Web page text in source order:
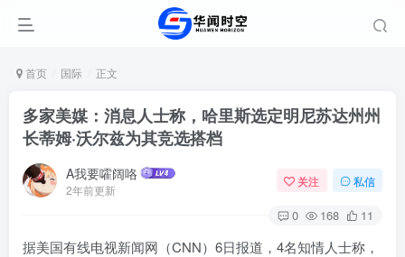
首页 国际 正文
多家美媒：消息人士称，哈里斯选定明尼苏达州州
长蒂姆·沃尔兹为其竞选搭档
A我要嚯阔咯
2年前更新
关注 私信
0 168 11
据美国有线电视新闻网（CNN）6日报道，4名知情人士称，